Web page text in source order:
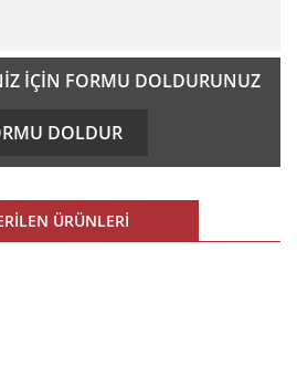
ürün açıklamalarında ve diğer
noktaları öneri formunu
bozuk veya görüntülenemiyor.
eksik bilgiler bulunuyor.
İÇİN FORMU DOLDURUNUZ
DOLDUR
ÜRÜNLERİ